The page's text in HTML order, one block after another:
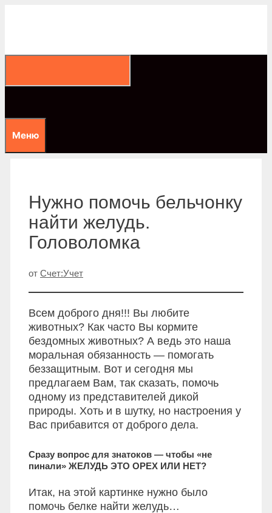
Меню
Нужно помочь бельчонку
найти желудь.
Головоломка
от Счет:Учет
Всем доброго дня!!! Вы любите
животных? Как часто Вы кормите
бездомных животных? А ведь это наша
моральная обязанность — помогать
беззащитным. Вот и сегодня мы
предлагаем Вам, так сказать, помочь
одному из представителей дикой
природы. Хоть и в шутку, но настроения у
Вас прибавится от доброго дела.
Сразу вопрос для знатоков — чтобы «не
пинали» ЖЕЛУДЬ ЭТО ОРЕХ ИЛИ НЕТ?
Итак, на этой картинке нужно было
помочь белке найти желудь…